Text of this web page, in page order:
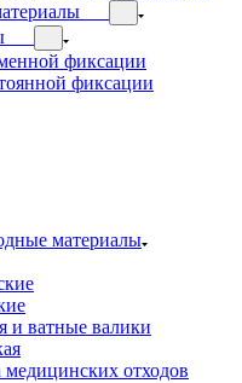
фиксации
фиксации
материалы
и ватные валики
отходов